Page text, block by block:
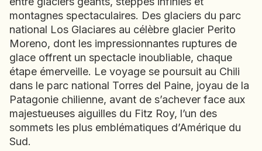
EMIRATS ARABES UNIS
EQUATEUR
ERYTHRÉE
ESTONIE
ETHIOPIE
GEORGIE
GHANA
GRÈCE
GUATEMALA
montagnes spectaculaires. Des glaciers du parc
national Los Glaciares au célèbre glacier Perito
Moreno, dont les impressionnantes ruptures de
glace offrent un spectacle inoubliable, chaque
étape émerveille. Le voyage se poursuit au Chili
dans le parc national Torres del Paine, joyau de la
Patagonie chilienne, avant de s’achever face aux
majestueuses aiguilles du Fitz Roy, l’un des
sommets les plus emblématiques d’Amérique du
Sud.